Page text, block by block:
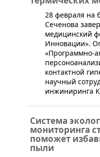
​28 февраля на
Сеченова
медицинский
Инновации».
«Программно-
контактной
научный
инжиниринга
Система
мониторинга
поможет
пыли